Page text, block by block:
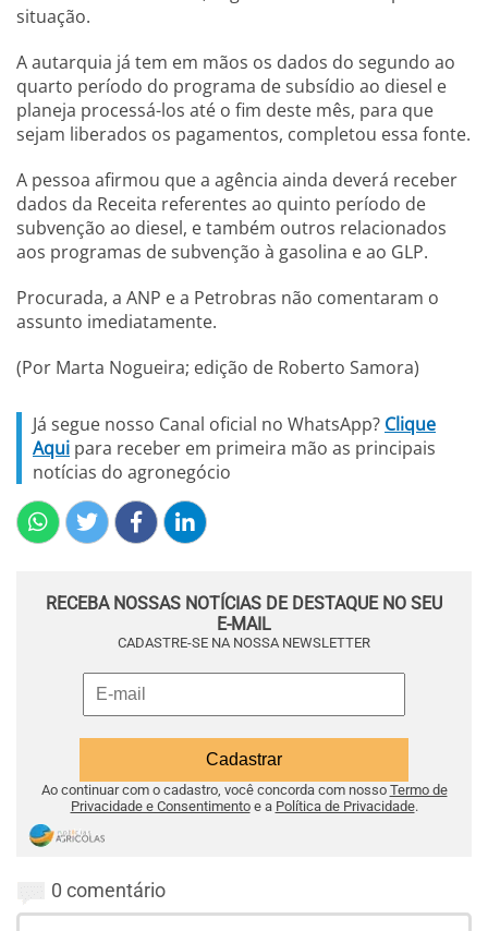
situação.
A autarquia já tem em mãos os dados do segundo ao
quarto período do programa de subsídio ao diesel e
planeja processá-los até o fim deste mês, para que
sejam liberados os pagamentos, completou essa fonte.
A pessoa afirmou que a agência ainda deverá receber
dados da Receita referentes ao quinto período de
subvenção ao diesel, e também outros relacionados
aos programas de subvenção à gasolina e ao GLP.
Procurada, a ANP e a Petrobras não comentaram o
assunto imediatamente.
(Por Marta Nogueira; edição de Roberto Samora)
Já segue nosso Canal oficial no WhatsApp? Clique
Aqui para receber em primeira mão as principais
notícias do agronegócio
RECEBA NOSSAS NOTÍCIAS DE DESTAQUE NO SEU
E-MAIL
CADASTRE-SE NA NOSSA NEWSLETTER
Ao continuar com o cadastro, você concorda com nosso Termo de
Privacidade e Consentimentoe a Política de Privacidade.
0 comentário